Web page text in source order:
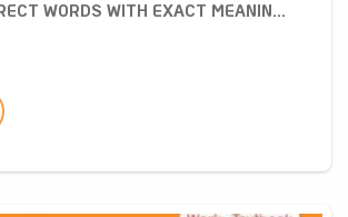
WORDS WITH EXACT MEANIN...